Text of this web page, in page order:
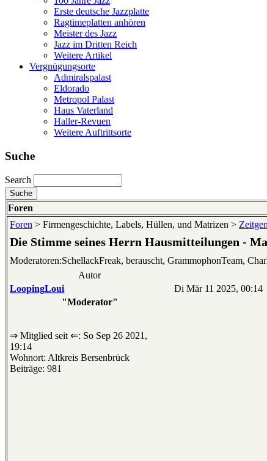
Erste deutsche Jazzplatte
Ragtimeplatten anhören
Meister des Jazz
Jazz im Dritten Reich
Weitere Artikel
Vergnügungsorte
Admiralspalast
Eldorado
Metropol Palast
Haus Vaterland
Haller-Revuen
Weitere Auftrittsorte
Suche
Search
Foren
Foren > Firmengeschichte, Labels, Hüllen, und Matrizen >
Die Stimme seines Herrn Hausmitteilungen -
Moderatoren:SchellackFreak, berauscht, GrammophonTeam,
Autor
LoopingLoui
Di Mär 11 2025, 00:14
"Moderator"
⇒ Mitglied seit ⇐: So Sep 26 2021,
19:14
Wohnort: Altkreis Bersenbrück
Beiträge: 981